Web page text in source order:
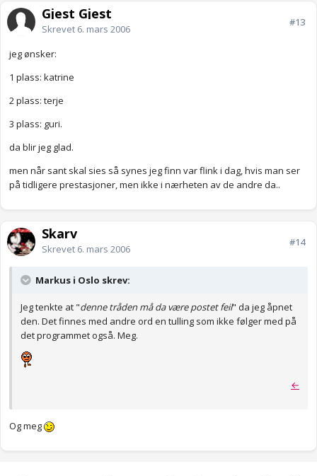
Gjest Gjest
Skrevet 6. mars 2006
#13
jeg ønsker:
1 plass: katrine
2 plass: terje
3 plass: guri.
da blir jeg glad.
men når sant skal sies så synes jeg finn var flink i dag, hvis man ser
på tidligere prestasjoner, men ikke i nærheten av de andre da..
Skarv
Skrevet 6. mars 2006
#14
Markus i Oslo skrev:
Jeg tenkte at "denne tråden må da være postet feil" da jeg åpnet
den. Det finnes med andre ord en tulling som ikke følger med på
det programmet også. Meg.
←
Og meg